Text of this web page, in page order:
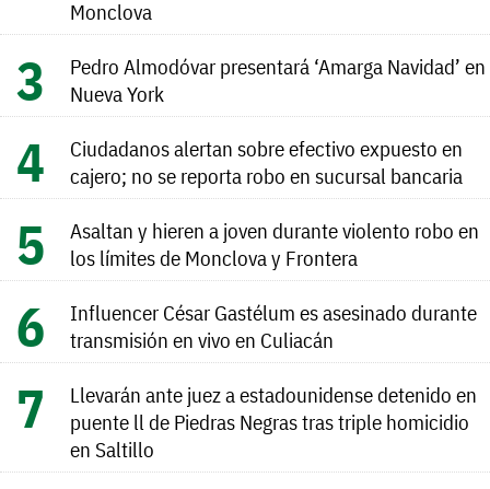
Monclova
Pedro Almodóvar presentará ‘Amarga Navidad’ en
Nueva York
Ciudadanos alertan sobre efectivo expuesto en
cajero; no se reporta robo en sucursal bancaria
Asaltan y hieren a joven durante violento robo en
los límites de Monclova y Frontera
Influencer César Gastélum es asesinado durante
transmisión en vivo en Culiacán
Llevarán ante juez a estadounidense detenido en
puente ll de Piedras Negras tras triple homicidio
en Saltillo